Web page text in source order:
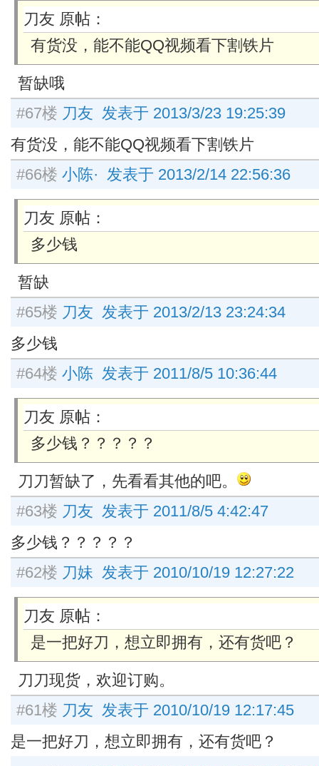
刀友 原帖：
有货没，能不能QQ视频看下割铁片
暂缺哦
#67楼 刀友 发表于 2013/3/23 19:25:39
有货没，能不能QQ视频看下割铁片
#66楼 小陈· 发表于 2013/2/14 22:56:36
刀友 原帖：
多少钱
暂缺
#65楼 刀友 发表于 2013/2/13 23:24:34
多少钱
#64楼 小陈 发表于 2011/8/5 10:36:44
刀友 原帖：
多少钱？？？？？
刀刀暂缺了，先看看其他的吧。
#63楼 刀友 发表于 2011/8/5 4:42:47
多少钱？？？？？
#62楼 刀妹 发表于 2010/10/19 12:27:22
刀友 原帖：
是一把好刀，想立即拥有，还有货吧？
刀刀现货，欢迎订购。
#61楼 刀友 发表于 2010/10/19 12:17:45
是一把好刀，想立即拥有，还有货吧？